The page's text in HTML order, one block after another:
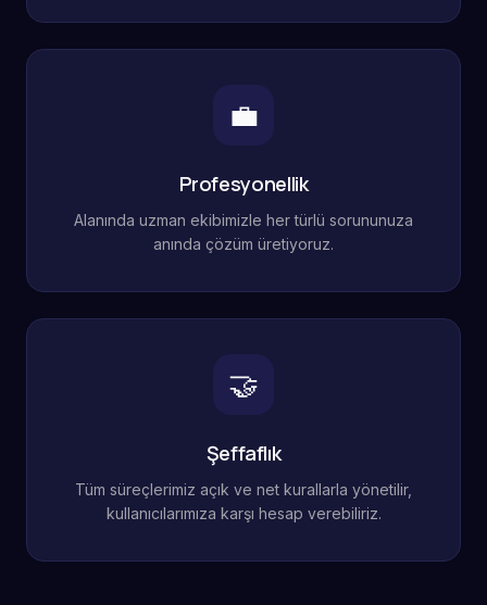
💼
Profesyonellik
Alanında uzman ekibimizle her türlü sorununuza
anında çözüm üretiyoruz.
🤝
Şeffaflık
Tüm süreçlerimiz açık ve net kurallarla yönetilir,
kullanıcılarımıza karşı hesap verebiliriz.